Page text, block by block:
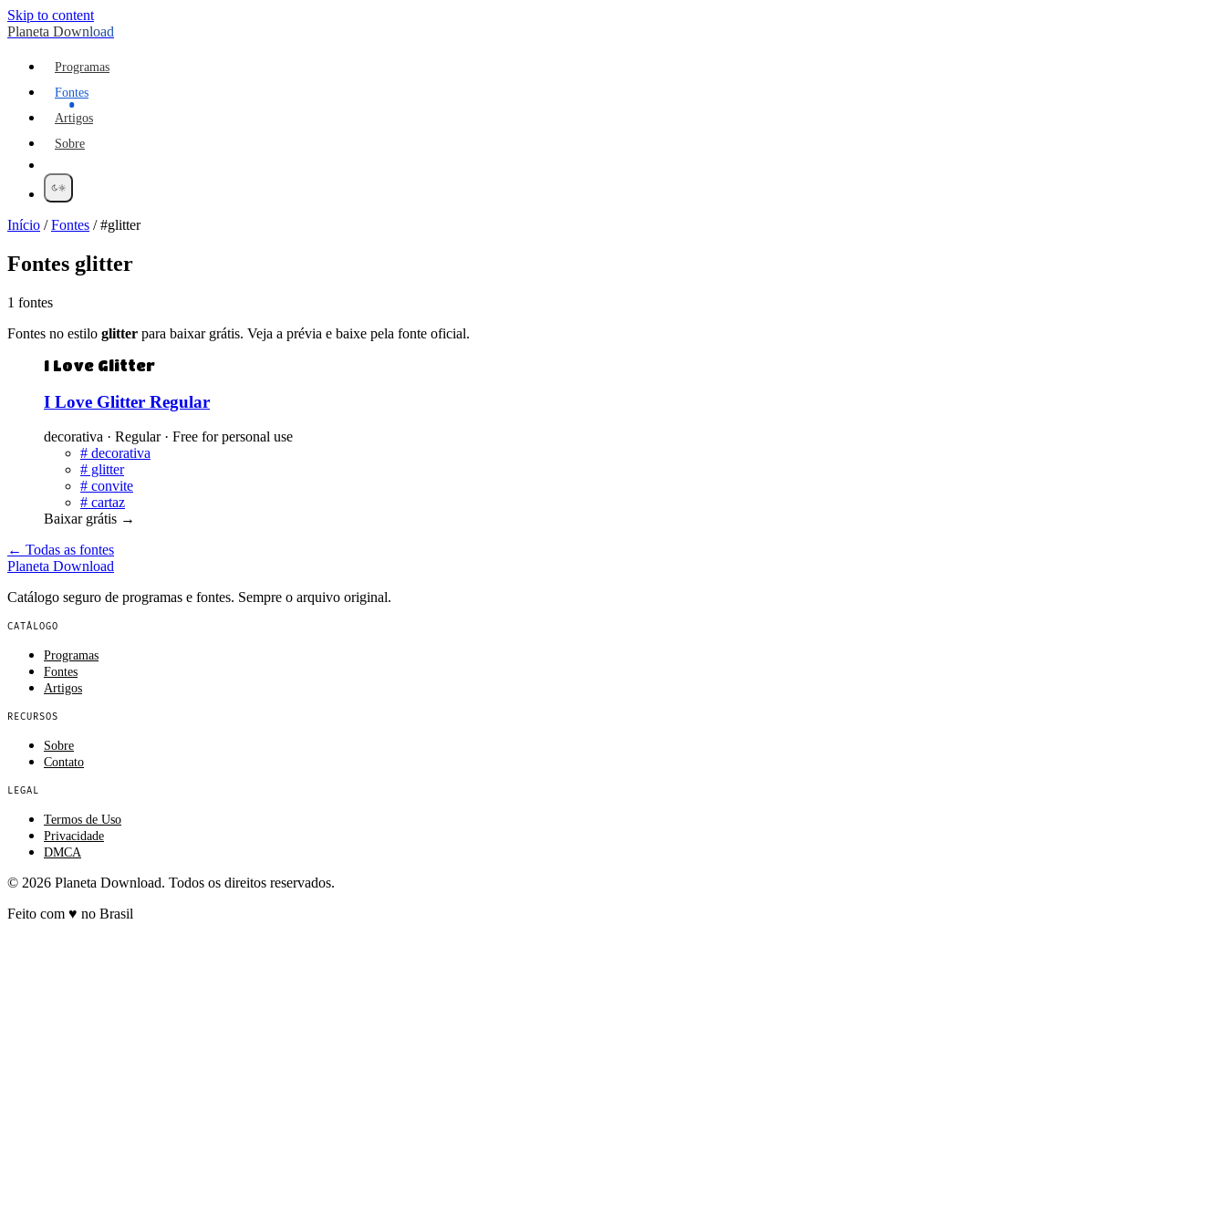
Skip to content
Planeta Download
Programas
Fontes
Artigos
Sobre
Início /Fontes /#glitter
Fontes glitter
1 fontes
Fontes no estilo glitter para baixar grátis. Veja a prévia e baixe pela fonte oficial.
I Love Glitter
I Love Glitter Regular
decorativa · Regular · Free for personal use
# decorativa
# glitter
# convite
# cartaz
Baixar grátis →
← Todas as fontes
Planeta Download
Catálogo seguro de programas e fontes. Sempre o arquivo original.
CATÁLOGO
Programas
Fontes
Artigos
RECURSOS
Sobre
Contato
LEGAL
Termos de Uso
Privacidade
DMCA
© 2026 Planeta Download. Todos os direitos reservados.
Feito com ♥ no Brasil